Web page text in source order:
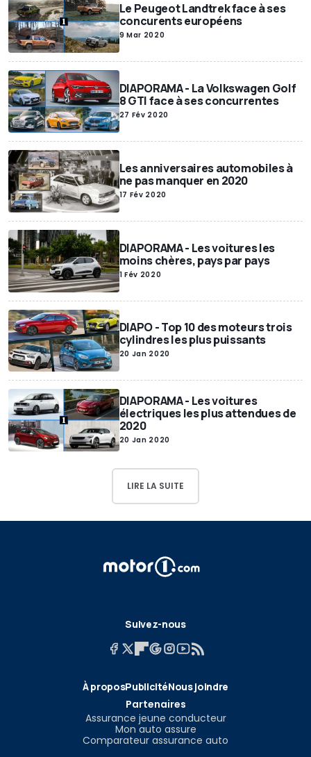
Le Peugeot Landtrek face à ses
concurents européens
9 Mar 2020
DIAPORAMA - La Volkswagen Golf
8 GTI face à ses concurrentes
27 Fév 2020
Les anniversaires automobiles à
ne pas manquer en 2020
17 Fév 2020
DIAPORAMA - Les voitures les
moins chères, pays par pays
1 Fév 2020
DIAPO - Top 10 des moteurs trois
cylindres les plus puissants
20 Jan 2020
DIAPORAMA - Les voitures
électriques les plus attendues de
2020
20 Jan 2020
LIRE LA SUITE
Suivez-nous
À proposPublicitéNous joindre
Partenaires
Assurance jeune conducteur
Mon auto assure
Comparateur assurance auto